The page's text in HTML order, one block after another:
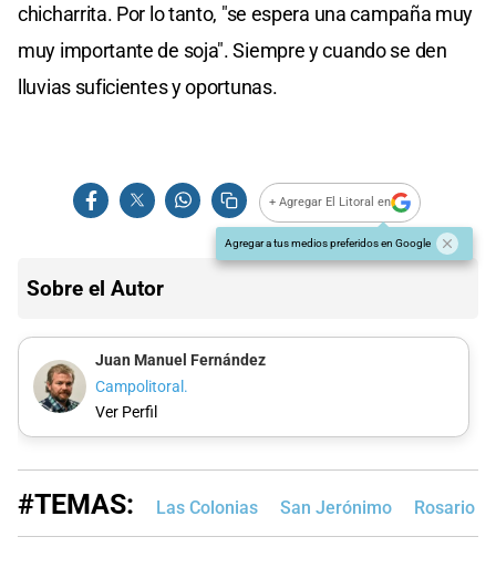
chicharrita. Por lo tanto, "se espera una campaña muy
muy importante de soja". Siempre y cuando se den
lluvias suficientes y oportunas.
+ Agregar El Litoral en
Agregar a tus medios preferidos en Google
Sobre el Autor
Juan Manuel Fernández
Campolitoral.
Ver Perfil
#TEMAS: Las Colonias San Jerónimo Rosario